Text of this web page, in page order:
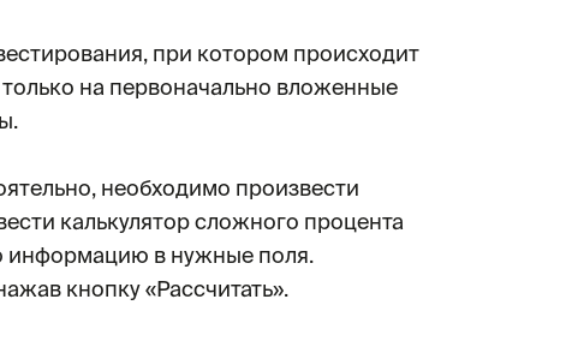
при котором происходит
на первоначально вложенные
необходимо произвести
калькулятор сложного процента
информацию в нужные поля.
кнопку «Рассчитать».